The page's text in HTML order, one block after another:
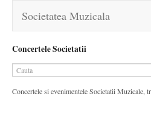
Societatea Muzicala
Concertele Societatii
Concertele si evenimentele Societatii Muzicale,